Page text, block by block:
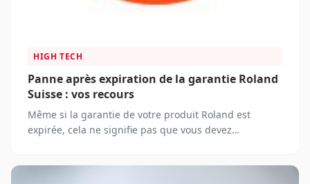
HIGH TECH
Panne après expiration de la garantie Roland
Suisse : vos recours
Même si la garantie de votre produit Roland est
expirée, cela ne signifie pas que vous devez